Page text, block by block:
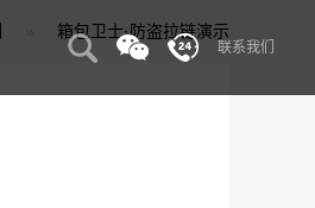
联系我们
箱包卫士·防盗拉链演示